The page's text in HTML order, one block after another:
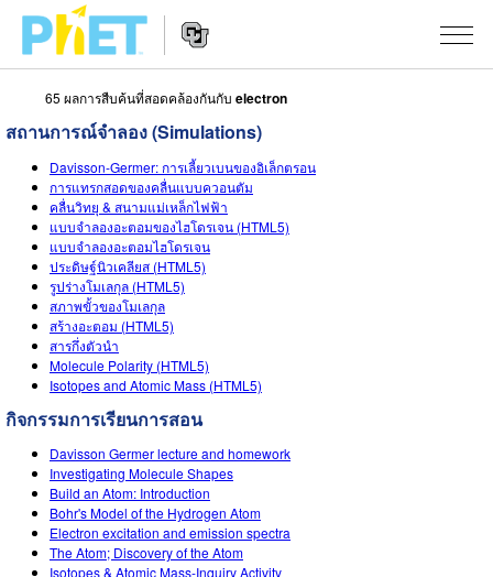
สืบค้น
ภายใน
เว็บไซต์
ของ
PhET
Navigation
สถานการณ์จำลอง
All Sims
ฟิสิกส์
คณิตศาสตร์
เคมี
ชีววิทยา
สถานการณ์จำลองที่แปลภาษาแล้ว
Customizable Sims
STUDIO
About Studio
Customizable Sims
Start a Free Trial
Purchase a License
TEACHING
ค้นหากิจกรรม
ร่วมแบ่งปันกิจกรรม
Activity Contribution Guidelines
Professional Learning with PhET
Teaching with PhET
งานวิจัย
INITIATIVES
Inclusive Design
Data Fluency
DEIB in STEM Ed
SceneryStack OSE
เข้าสู่ระบบ / สมัครเพื่อเข้าใช้ระบบ
เข้าสู่ระบบ / สมัครเพื่อเข้าใช้ระบบ
65 ผลการสืบค้นที่สอดคล้องกันกับ electron
สถานการณ์จำลอง (Simulations)
Davisson-Germer: การเลี้ยวเบนของอิเล็กตรอน
การแทรกสอดของคลื่นแบบควอนตัม
คลื่นวิทยุ & สนามแม่เหล็กไฟฟ้า
แบบจำลองอะตอมของไฮโดรเจน (HTML5)
แบบจำลองอะตอมไฮโดรเจน
ประดิษฐ์นิวเคลียส (HTML5)
รูปร่างโมเลกุล (HTML5)
สภาพขั้วของโมเลกุล
สร้างอะตอม (HTML5)
สารกึ่งตัวนำ
Molecule Polarity (HTML5)
Isotopes and Atomic Mass (HTML5)
กิจกรรมการเรียนการสอน
Davisson Germer lecture and homework
Investigating Molecule Shapes
Build an Atom: Introduction
Bohr's Model of the Hydrogen Atom
Electron excitation and emission spectra
The Atom; Discovery of the Atom
Isotopes & Atomic Mass-Inquiry Activity